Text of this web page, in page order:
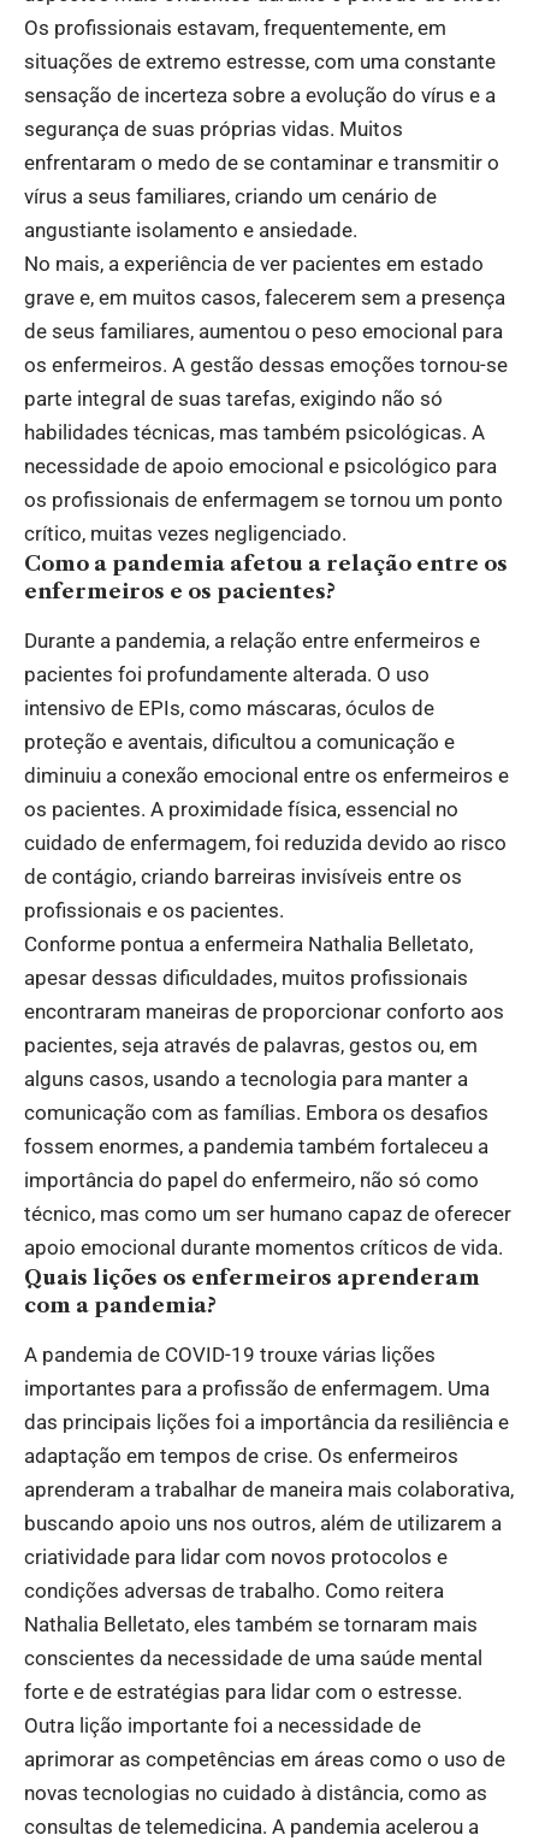
Os profissionais estavam, frequentemente, em
situações de extremo estresse, com uma constante
sensação de incerteza sobre a evolução do vírus e a
segurança de suas próprias vidas. Muitos
enfrentaram o medo de se contaminar e transmitir o
vírus a seus familiares, criando um cenário de
angustiante isolamento e ansiedade.
No mais, a experiência de ver pacientes em estado
grave e, em muitos casos, falecerem sem a presença
de seus familiares, aumentou o peso emocional para
os enfermeiros. A gestão dessas emoções tornou-se
parte integral de suas tarefas, exigindo não só
habilidades técnicas, mas também psicológicas. A
necessidade de apoio emocional e psicológico para
os profissionais de enfermagem se tornou um ponto
crítico, muitas vezes negligenciado.
Como a pandemia afetou a relação entre os
enfermeiros e os pacientes?
Durante a pandemia, a relação entre enfermeiros e
pacientes foi profundamente alterada. O uso
intensivo de EPIs, como máscaras, óculos de
proteção e aventais, dificultou a comunicação e
diminuiu a conexão emocional entre os enfermeiros e
os pacientes. A proximidade física, essencial no
cuidado de enfermagem, foi reduzida devido ao risco
de contágio, criando barreiras invisíveis entre os
profissionais e os pacientes.
Conforme pontua a enfermeira Nathalia Belletato,
apesar dessas dificuldades, muitos profissionais
encontraram maneiras de proporcionar conforto aos
pacientes, seja através de palavras, gestos ou, em
alguns casos, usando a tecnologia para manter a
comunicação com as famílias. Embora os desafios
fossem enormes, a pandemia também fortaleceu a
importância do papel do enfermeiro, não só como
técnico, mas como um ser humano capaz de oferecer
apoio emocional durante momentos críticos de vida.
Quais lições os enfermeiros aprenderam
com a pandemia?
A pandemia de COVID-19 trouxe várias lições
importantes para a profissão de enfermagem. Uma
das principais lições foi a importância da resiliência e
adaptação em tempos de crise. Os enfermeiros
aprenderam a trabalhar de maneira mais colaborativa,
buscando apoio uns nos outros, além de utilizarem a
criatividade para lidar com novos protocolos e
condições adversas de trabalho. Como reitera
Nathalia Belletato, eles também se tornaram mais
conscientes da necessidade de uma saúde mental
forte e de estratégias para lidar com o estresse.
Outra lição importante foi a necessidade de
aprimorar as competências em áreas como o uso de
novas tecnologias no cuidado à distância, como as
consultas de telemedicina. A pandemia acelerou a